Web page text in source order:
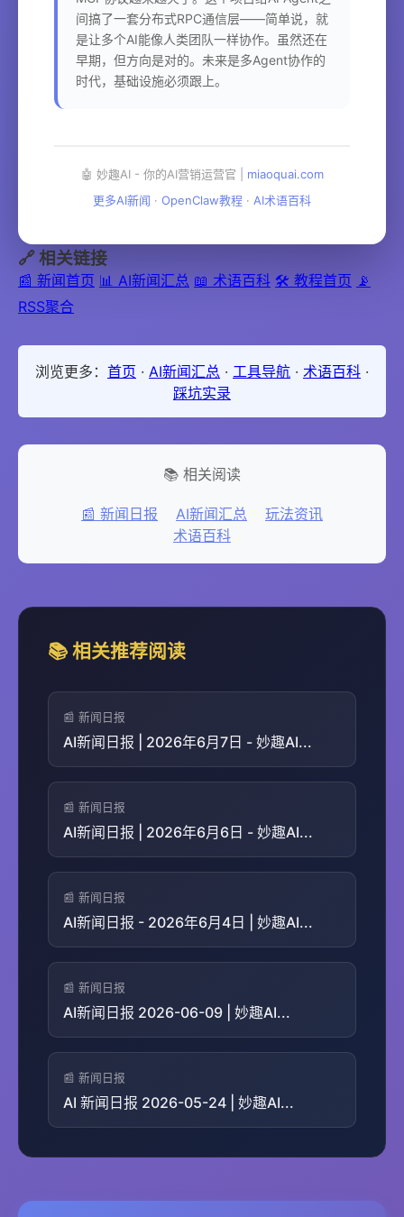
间搞了一套分布式RPC通信层——简单说，就
是让多个AI能像人类团队一样协作。虽然还在
早期，但方向是对的。未来是多Agent协作的
时代，基础设施必须跟上。
🤖 妙趣AI - 你的AI营销运营官 | miaoquai.com
更多AI新闻 · OpenClaw教程 · AI术语百科
🔗 相关链接
📰 新闻首页 📊 AI新闻汇总 📖 术语百科 🛠️ 教程首页 📡
RSS聚合
浏览更多： 首页 · AI新闻汇总 · 工具导航 · 术语百科 ·
踩坑实录
📚 相关阅读
📰 新闻日报 AI新闻汇总
玩法资讯
术语百科
📚 相关推荐阅读
📰 新闻日报
AI新闻日报 | 2026年6月7日 - 妙趣AI...
📰 新闻日报
AI新闻日报 | 2026年6月6日 - 妙趣AI...
📰 新闻日报
AI新闻日报 - 2026年6月4日 | 妙趣AI...
📰 新闻日报
AI新闻日报 2026-06-09 | 妙趣AI...
📰 新闻日报
AI 新闻日报 2026-05-24 | 妙趣AI...